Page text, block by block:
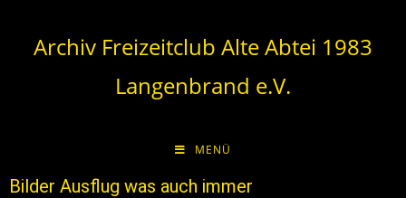
Archiv Freizeitclub Alte Abtei 1983
Langenbrand e.V.
MENÜ
Bilder Ausflug was auch immer